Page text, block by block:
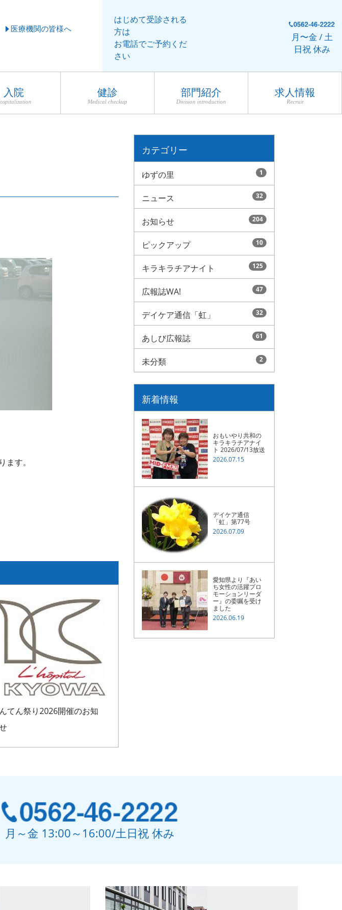
医療機関の皆様へ
はじめて受診される
方は
お電話でご予約くだ
さい
月〜金 / 土
日祝 休み
入院 健診
Medical checkup
部門紹介
Division introduction
求人情報
Recruit
す。
てん祭り2026開催のお知
カテゴリー
ゆずの里 1
ニュース 32
お知らせ 204
ピックアップ 10
キラキラチアナイト 125
広報誌WA! 47
デイケア通信「虹」 32
あしび広報誌 61
未分類 2
新着情報
おもいやり共和の
キラキラチアナイ
ト 2026/07/13放送
2026.07.15
デイケア通信
「虹」第77号
2026.07.09
愛知県より『あい
ち女性の活躍プロ
モーションリーダ
ー』の委嘱を受け
ました
2026.06.19
月～金 13:00～16:00/土日祝 休み